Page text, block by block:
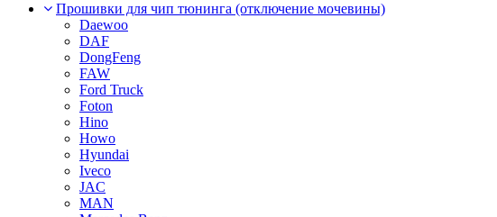
Прошивки для чип тюнинга (отключение мочевины)
Daewoo
DAF
DongFeng
FAW
Ford Truck
Foton
Hino
Howo
Hyundai
Iveco
JAC
MAN